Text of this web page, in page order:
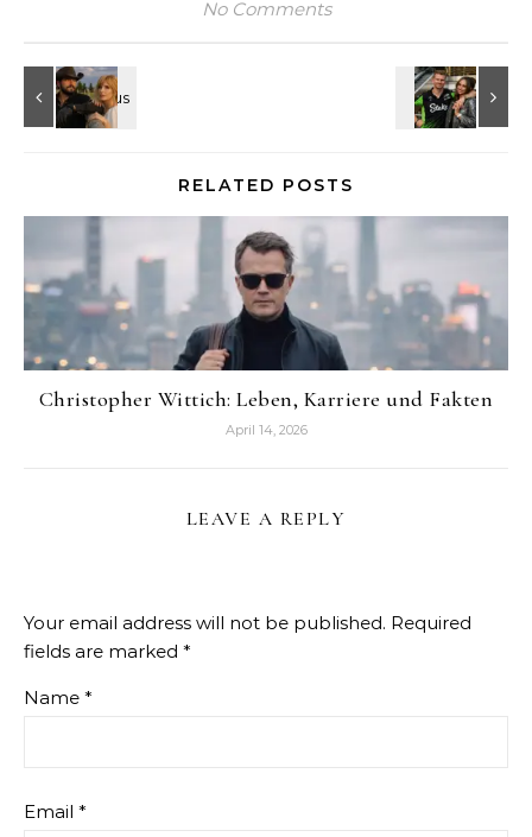
No Comments
RELATED POSTS
Christopher Wittich: Leben, Karriere und Fakten
April 14, 2026
LEAVE A REPLY
Your email address will not be published. Required
fields are marked *
Name *
Email *